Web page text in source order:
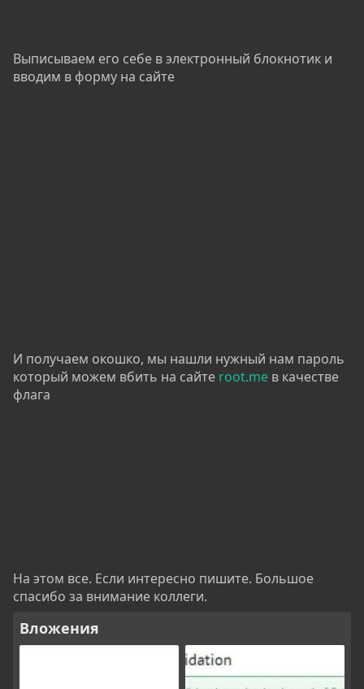
Выписываем его себе в электронный блокнотик и
вводим в форму на сайте
И получаем окошко, мы нашли нужный нам пароль
который можем вбить на сайте root.me в качестве
флага
На этом все. Если интересно пишите. Большое
спасибо за внимание коллеги.
Вложения